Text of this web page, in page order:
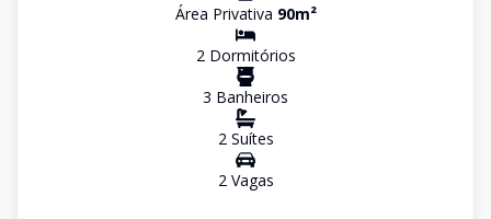
Área Privativa 90m²
2Dormitórios
3 Banheiros
2Suítes
2Vagas